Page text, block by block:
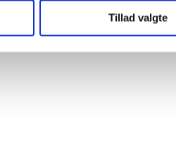
Tillad valgte